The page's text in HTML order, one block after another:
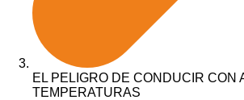
EL PELIGRO DE CONDUCIR CON
TEMPERATURAS